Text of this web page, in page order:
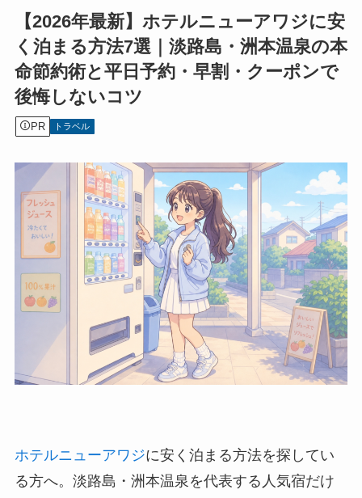
【2026年最新】ホテルニューアワジに安
く泊まる方法7選｜淡路島・洲本温泉の本
命節約術と平日予約・早割・クーポンで
後悔しないコツ
PR トラベル
ホテルニューアワジに安く泊まる方法を探してい
る方へ。淡路島・洲本温泉を代表する人気宿だけ